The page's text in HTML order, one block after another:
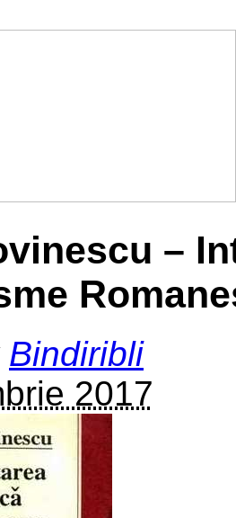
–
Bindiribli
2017